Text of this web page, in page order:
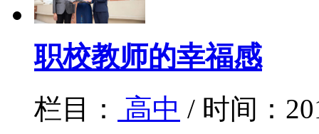
职校教师的幸福感
栏目： 高中 / 时间：